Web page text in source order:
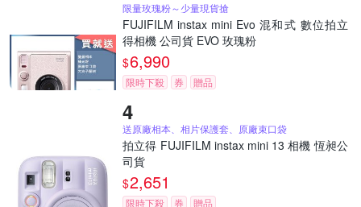
限量玫瑰粉～少量現貨搶
FUJIFILM instax mini Evo 混和式 數位拍立
得相機 公司貨 EVO 玫瑰粉
$6,990
限時下殺 券 贈品
送原廠相本、相片保護套、原廠束口袋
拍立得 FUJIFILM instax mini 13 相機 恆昶公
司貨
$2,651
限時下殺 券 贈品